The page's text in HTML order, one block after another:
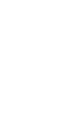
(cca 50 m od hotelu),
barů, taveren a